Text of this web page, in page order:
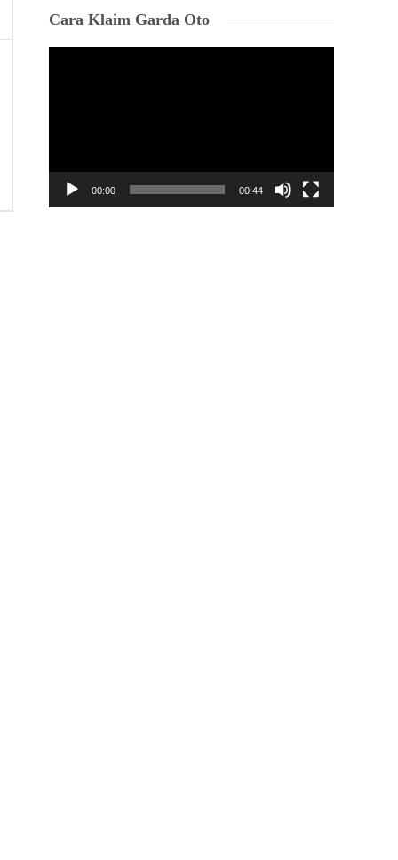
Cara Klaim Garda Oto
00:00 00:44